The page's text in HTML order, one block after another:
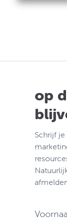
op
Schrijf